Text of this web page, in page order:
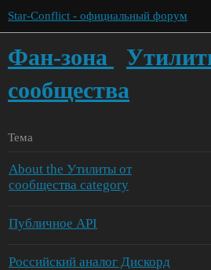
Star-Conflict - официальный форум
Фан-зона
сообщества
Тема
About the Утилиты от
сообщества category
Публичное API
Российский аналог Дискорд